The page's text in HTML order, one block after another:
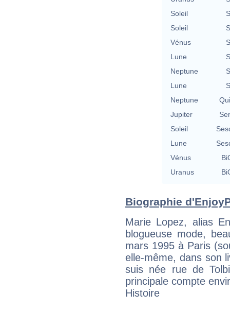
Soleil
Soleil
Vénus
Lune
Neptune
Lune
Neptune
Jupiter
Soleil
Lune
Vénus
Uranus
Biographie
Marie Lopez, alias
blogueuse mode,
mars 1995 à Paris
elle-même, dans son
suis née rue de
principale compte
Histoire